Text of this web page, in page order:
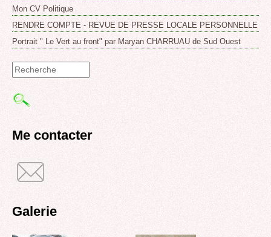
Mon CV Politique
RENDRE COMPTE - REVUE DE PRESSE LOCALE PERSONNELLE
Portrait " Le Vert au front" par Maryan CHARRUAU de Sud Ouest
Formulaire
de
recherche
Me contacter
Galerie